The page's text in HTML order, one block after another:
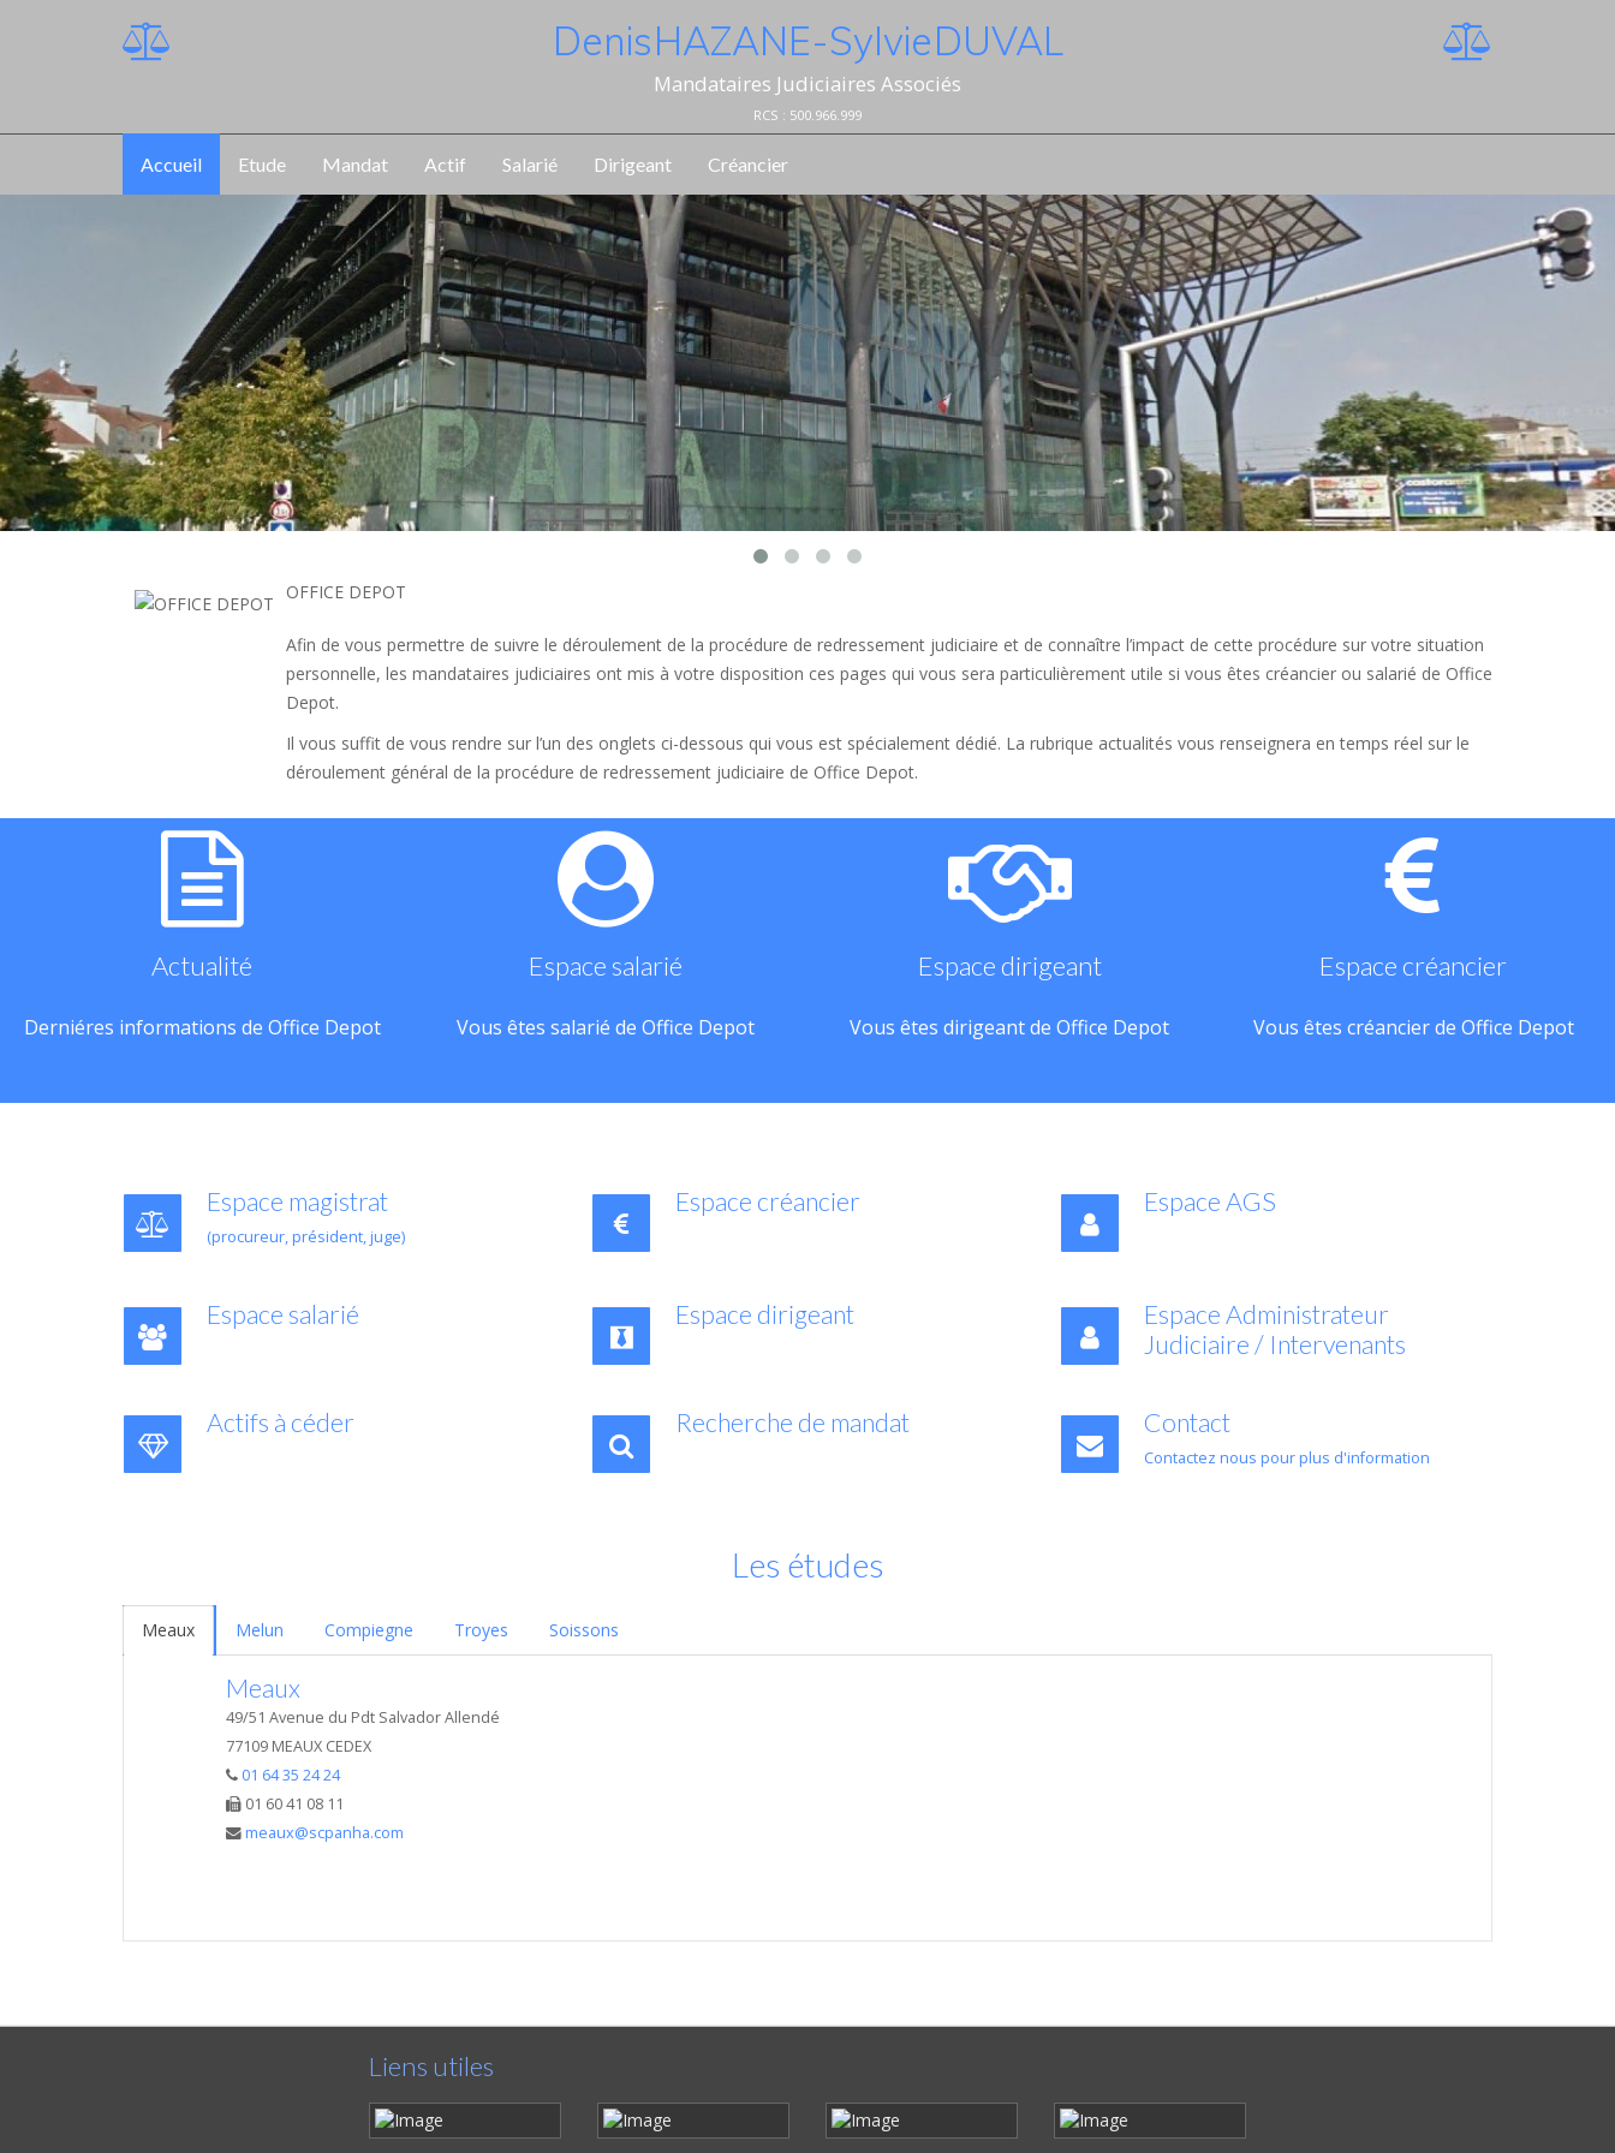
Denis HAZANE - Sylvie DUVAL
Mandataires Judiciaires Associés
RCS : 500.966.999
Accueil Etude Mandat Actif Salarié Dirigeant Créancier
OFFICE DEPOT
Afin de vous permettre de suivre le déroulement de la procédure de redressement judiciaire et de connaître l’impact de cette procédure sur votre situation
personnelle, les mandataires judiciaires ont mis à votre disposition ces pages qui vous sera particulièrement utile si vous êtes créancier ou salarié de Office
Depot.
Il vous suffit de vous rendre sur l’un des onglets ci-dessous qui vous est spécialement dédié. La rubrique actualités vous renseignera en temps réel sur le
déroulement général de la procédure de redressement judiciaire de Office Depot.
Actualité
Derniéres informations de Office Depot
Espace salarié
Vous êtes salarié de Office Depot
Espace dirigeant
Vous êtes dirigeant de Office Depot
Espace créancier
Vous êtes créancier de Office Depot
Espace magistrat
(procureur, président, juge)
Espace créancier Espace AGS
Espace salarié Espace dirigeant
Espace Administrateur
Judiciaire / Intervenants
Actifs à céder Recherche de mandat Contact
Contactez nous pour plus d'information
Les études
Meaux Melun Compiegne Troyes Soissons
Meaux
49/51 Avenue du Pdt Salvador Allendé
77109 MEAUX CEDEX
01 64 35 24 24
01 60 41 08 11
meaux@scpanha.com
Liens utiles